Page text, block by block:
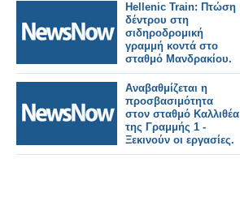
Hellenic Train: Πτώση
δέντρου στη
σιδηροδρομική
γραμμή κοντά στο
σταθμό Μανδρακίου.
Αναβαθμίζεται η
προσβασιμότητα
στον σταθμό Καλλιθέα
της Γραμμής 1 -
Ξεκινούν οι εργασίες.